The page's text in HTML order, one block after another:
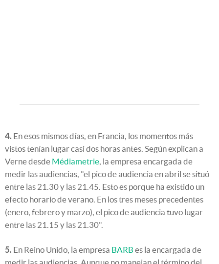
4. En esos mismos días, en Francia, los momentos más
vistos tenían lugar casi dos horas antes. Según explican a
Verne desde Médiametrie, la empresa encargada de
medir las audiencias, "el pico de audiencia en abril se situó
entre las 21.30 y las 21.45. Esto es porque ha existido un
efecto horario de verano. En los tres meses precedentes
(enero, febrero y marzo), el pico de audiencia tuvo lugar
entre las 21.15 y las 21.30".
5. En Reino Unido, la empresa BARB es la encargada de